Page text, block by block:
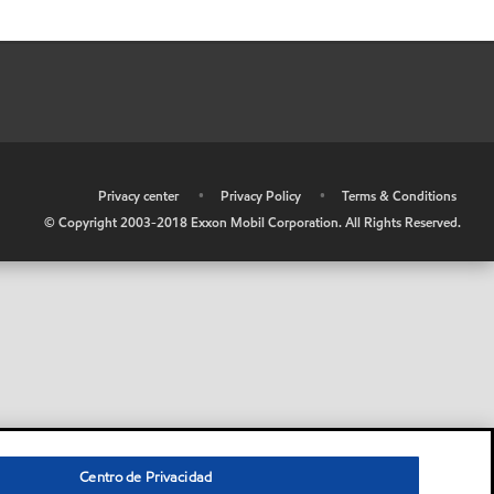
Privacy center • Privacy Policy •
Terms & Conditions
© Copyright 2003-2018 Exxon Mobil Corporation. All Rights Reserved.
Centro de Privacidad